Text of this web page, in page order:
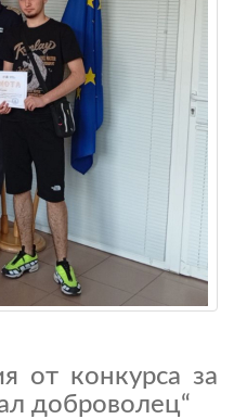
от конкурса за
доброволец“